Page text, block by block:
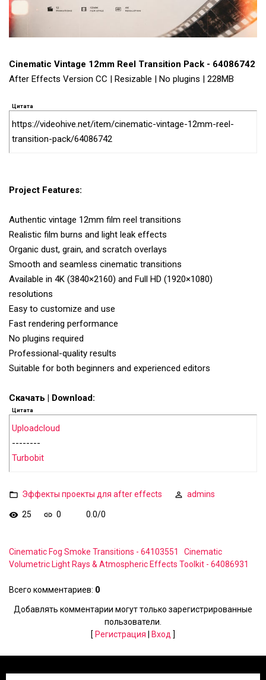
Cinematic Vintage 12mm Reel Transition Pack - 64086742
After Effects Version CC | Resizable | No plugins | 228MB
Цитата
https://videohive.net/item/cinematic-vintage-12mm-reel-
transition-pack/64086742
Project Features:
Authentic vintage 12mm film reel transitions
Realistic film burns and light leak effects
Organic dust, grain, and scratch overlays
Smooth and seamless cinematic transitions
Available in 4K (3840×2160) and Full HD (1920×1080)
resolutions
Easy to customize and use
Fast rendering performance
No plugins required
Professional-quality results
Suitable for both beginners and experienced editors
Скачать | Download:
Цитата
Uploadcloud
--------
Turbobit
Эффекты проекты для after effects admins
25 0 0.0/0
Cinematic Fog Smoke Transitions - 64103551
Cinematic
Volumetric Light Rays & Atmospheric Effects Toolkit - 64086931
Всего комментариев: 0
Добавлять комментарии могут только зарегистрированные
пользователи.
[ Регистрация Вход ]